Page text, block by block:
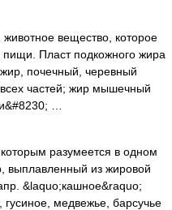
вещество, которое
пищи. Пласт подкожного жира
почечный, черевный
частей; жир мышечный
…
разумеется в одном
выплавленный из жировой
&laquo;кашное&raquo;
медвежье, барсучье